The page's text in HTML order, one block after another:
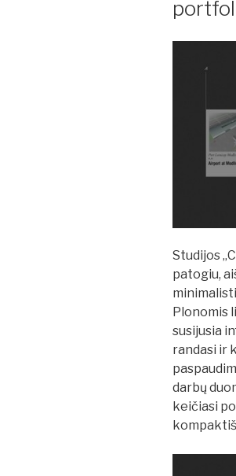
Studijos
patogiu,
Plonomis
susijusia
randasi ir
darbų
keičiasi